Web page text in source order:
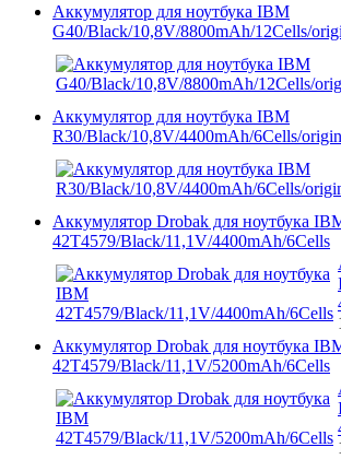
Аккумулятор для ноутбука IBM
G40/Black/10,8V/8800mAh/12Cells/
Аккумулятор для ноутбука IBM
R30/Black/10,8V/4400mAh/6Cells/
Аккумулятор Drobak для ноутбука
42T4579/Black/11,1V/4400mAh/6Cells
Аккумулятор Drobak для ноутбука
42T4579/Black/11,1V/5200mAh/6Cells